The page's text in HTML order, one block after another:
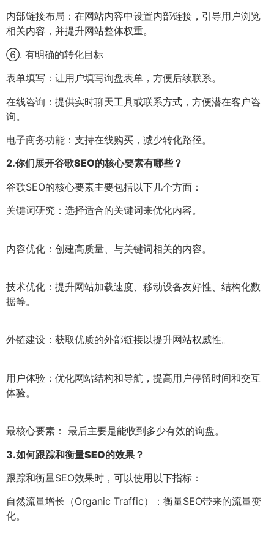
内部链接布局：在网站内容中设置内部链接，引导用户浏览
相关内容，并提升网站整体权重。
⑥. 有明确的转化目标
表单填写：让用户填写询盘表单，方便后续联系。
在线咨询：提供实时聊天工具或联系方式，方便潜在客户咨
询。
电子商务功能：支持在线购买，减少转化路径。
2.你们展开谷歌SEO的核心要素有哪些？
谷歌SEO的核心要素主要包括以下几个方面：
关键词研究：选择适合的关键词来优化内容。
内容优化：创建高质量、与关键词相关的内容。
技术优化：提升网站加载速度、移动设备友好性、结构化数
据等。
外链建设：获取优质的外部链接以提升网站权威性。
用户体验：优化网站结构和导航，提高用户停留时间和交互
体验。
最核心要素： 最后主要是能收到多少有效的询盘。
3.如何跟踪和衡量SEO的效果？
跟踪和衡量SEO效果时，可以使用以下指标：
自然流量增长（Organic Traffic）：衡量SEO带来的流量变
化。